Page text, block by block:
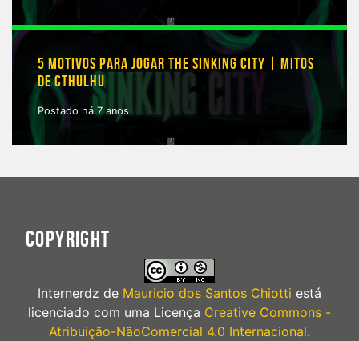
5 MOTIVOS PARA JOGAR THE SINKING CITY | MITOS
DE CTHULHU
Postado há 7 anos
COPYRIGHT
Internerdz de Mauricio dos Santos Chiotti está
licenciado com uma Licença Creative Commons -
Atribuição-NãoComercial 4.0 Internacional.